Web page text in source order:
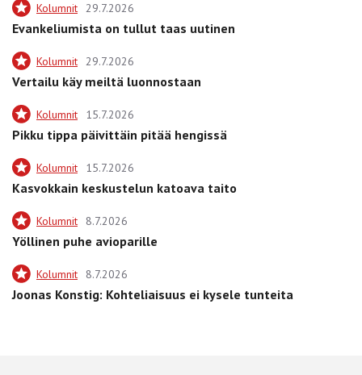
Kolumnit 29.7.2026
Evankeliumista on tullut taas uutinen
Kolumnit 29.7.2026
Vertailu käy meiltä luonnostaan
Kolumnit 15.7.2026
Pikku tippa päivittäin pitää hengissä
Kolumnit 15.7.2026
Kasvokkain keskustelun katoava taito
Kolumnit 8.7.2026
Yöllinen puhe avioparille
Kolumnit 8.7.2026
Joonas Konstig: Kohteliaisuus ei kysele tunteita